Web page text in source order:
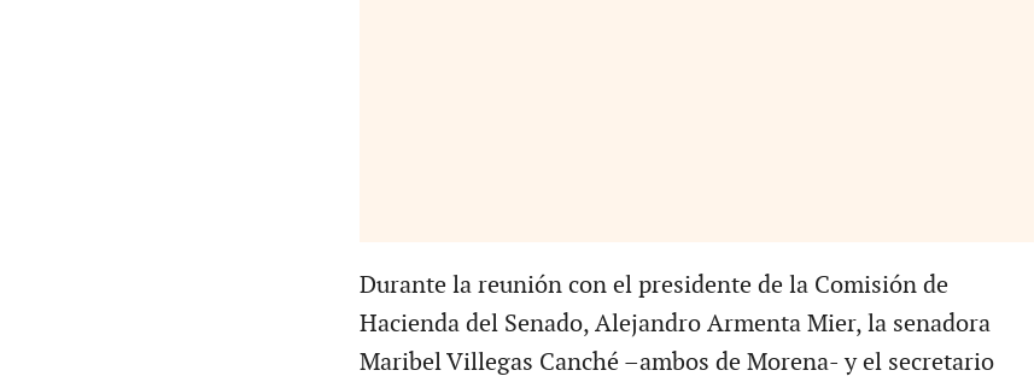
Durante la reunión con el presidente de la Comisión de
Hacienda del Senado, Alejandro Armenta Mier, la senadora
Maribel Villegas Canché –ambos de Morena- y el secretario